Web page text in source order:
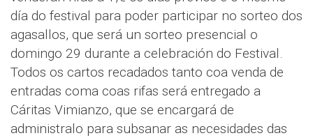
día do festival para poder participar no sorteo dos
agasallos, que será un sorteo presencial o
domingo 29 durante a celebración do Festival.
Todos os cartos recadados tanto coa venda de
entradas coma coas rifas será entregado a
Cáritas Vimianzo, que se encargará de
administralo para subsanar as necesidades das